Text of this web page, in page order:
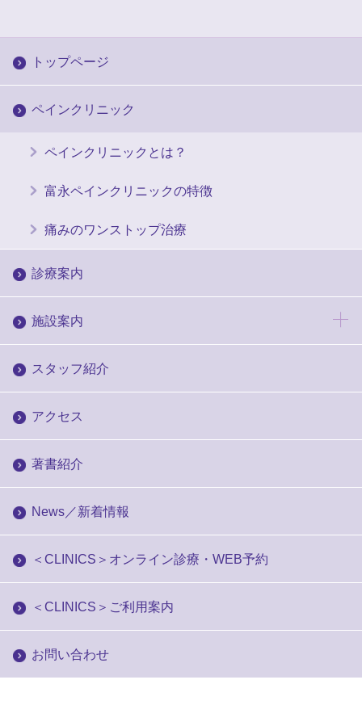
トップページ
ペインクリニック
ペインクリニックとは？
富永ペインクリニックの特徴
痛みのワンストップ治療
診療案内
施設案内
スタッフ紹介
アクセス
著書紹介
News／新着情報
＜CLINICS＞オンライン診療・WEB予約
＜CLINICS＞ご利用案内
お問い合わせ